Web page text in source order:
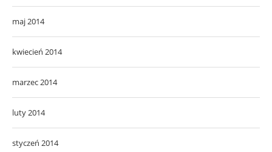
maj 2014
kwiecień 2014
marzec 2014
luty 2014
styczeń 2014